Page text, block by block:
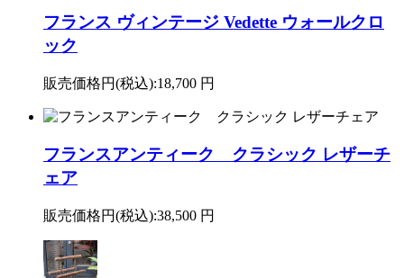
フランス ヴィンテージ Vedette ウォールクロ
ック
販売価格円(税込):18,700 円
フランスアンティーク クラシック レザーチ
ェア
販売価格円(税込):38,500 円